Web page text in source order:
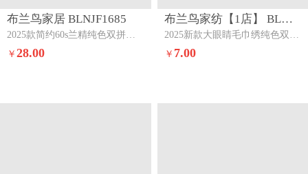
布兰鸟家居 BLNJF1685
2025款简约60s兰精纯色双拼单品枕套元气白桃+盛夏大地
￥28.00
布兰鸟家纺【1店】 BLNJF1859
2025新款大眼睛毛巾绣纯色双拼水洗棉单品单枕套家用学生宿舍单件奶油黄昏（眼睛款）
￥ 7.00